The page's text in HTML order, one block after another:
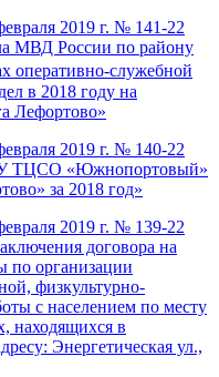
2019 г. № 141-22
МВД России по району
оперативно-служебной
в 2018 году на
Лефортово»
2019 г. № 140-22
ТЦСО «Южнопортовый»
за 2018 год»
2019 г. № 139-22
договора на
по организации
физкультурно-
с населением по месту
находящихся в
Энергетическая ул.,